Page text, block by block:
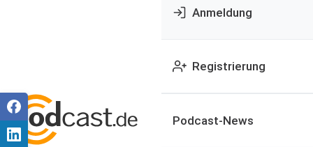
Anmeldung
Registrierung
Podcast-News